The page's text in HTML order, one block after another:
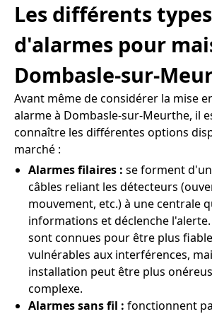
Les différents types
d'alarmes pour
Dombasle-sur-
Avant même de considérer la mise
alarme à Dombasle-sur-Meurthe, il
connaître les différentes options
marché :
Alarmes filaires : se forment
câbles reliant les détecteurs
mouvement, etc.) à une centrale
informations et déclenche l'alerte.
sont connues pour être plus
vulnérables aux interférences,
installation peut être plus
complexe.
Alarmes sans fil : fonctionnent